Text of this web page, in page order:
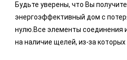
Будьте уверены, что Вы
энергоэффективный дом с
нулю.Все элементы соединения
на наличие щелей, из-за